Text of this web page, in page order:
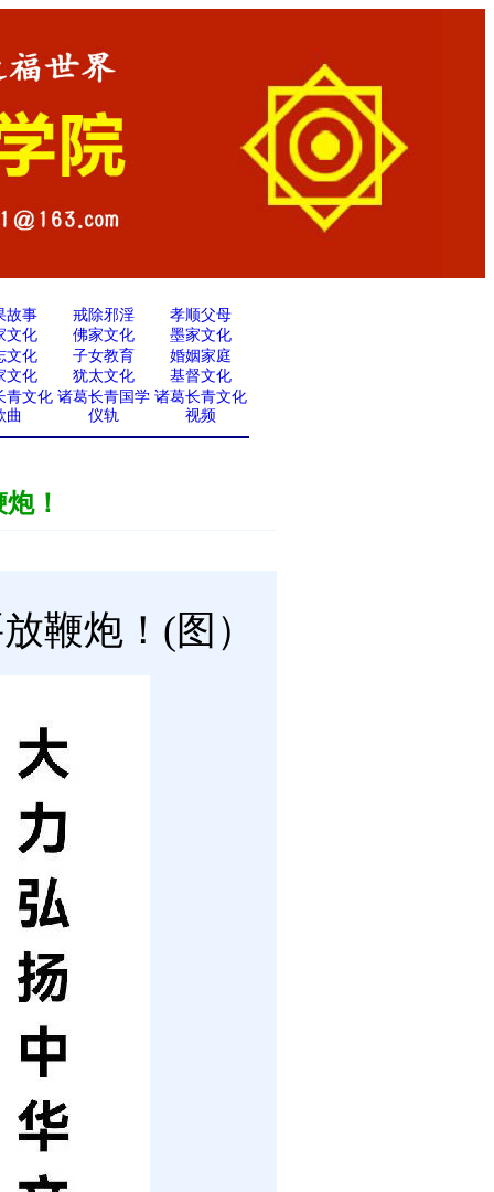
故事 戒除邪淫
孝顺父母
文化
佛家文化
墨家文化
文化
子女教育
婚姻家庭
文化
犹太文化
基督文化
青文化
曲
诸葛长青国学
仪轨
诸葛长青文化
视频
！
鞭炮！(图）